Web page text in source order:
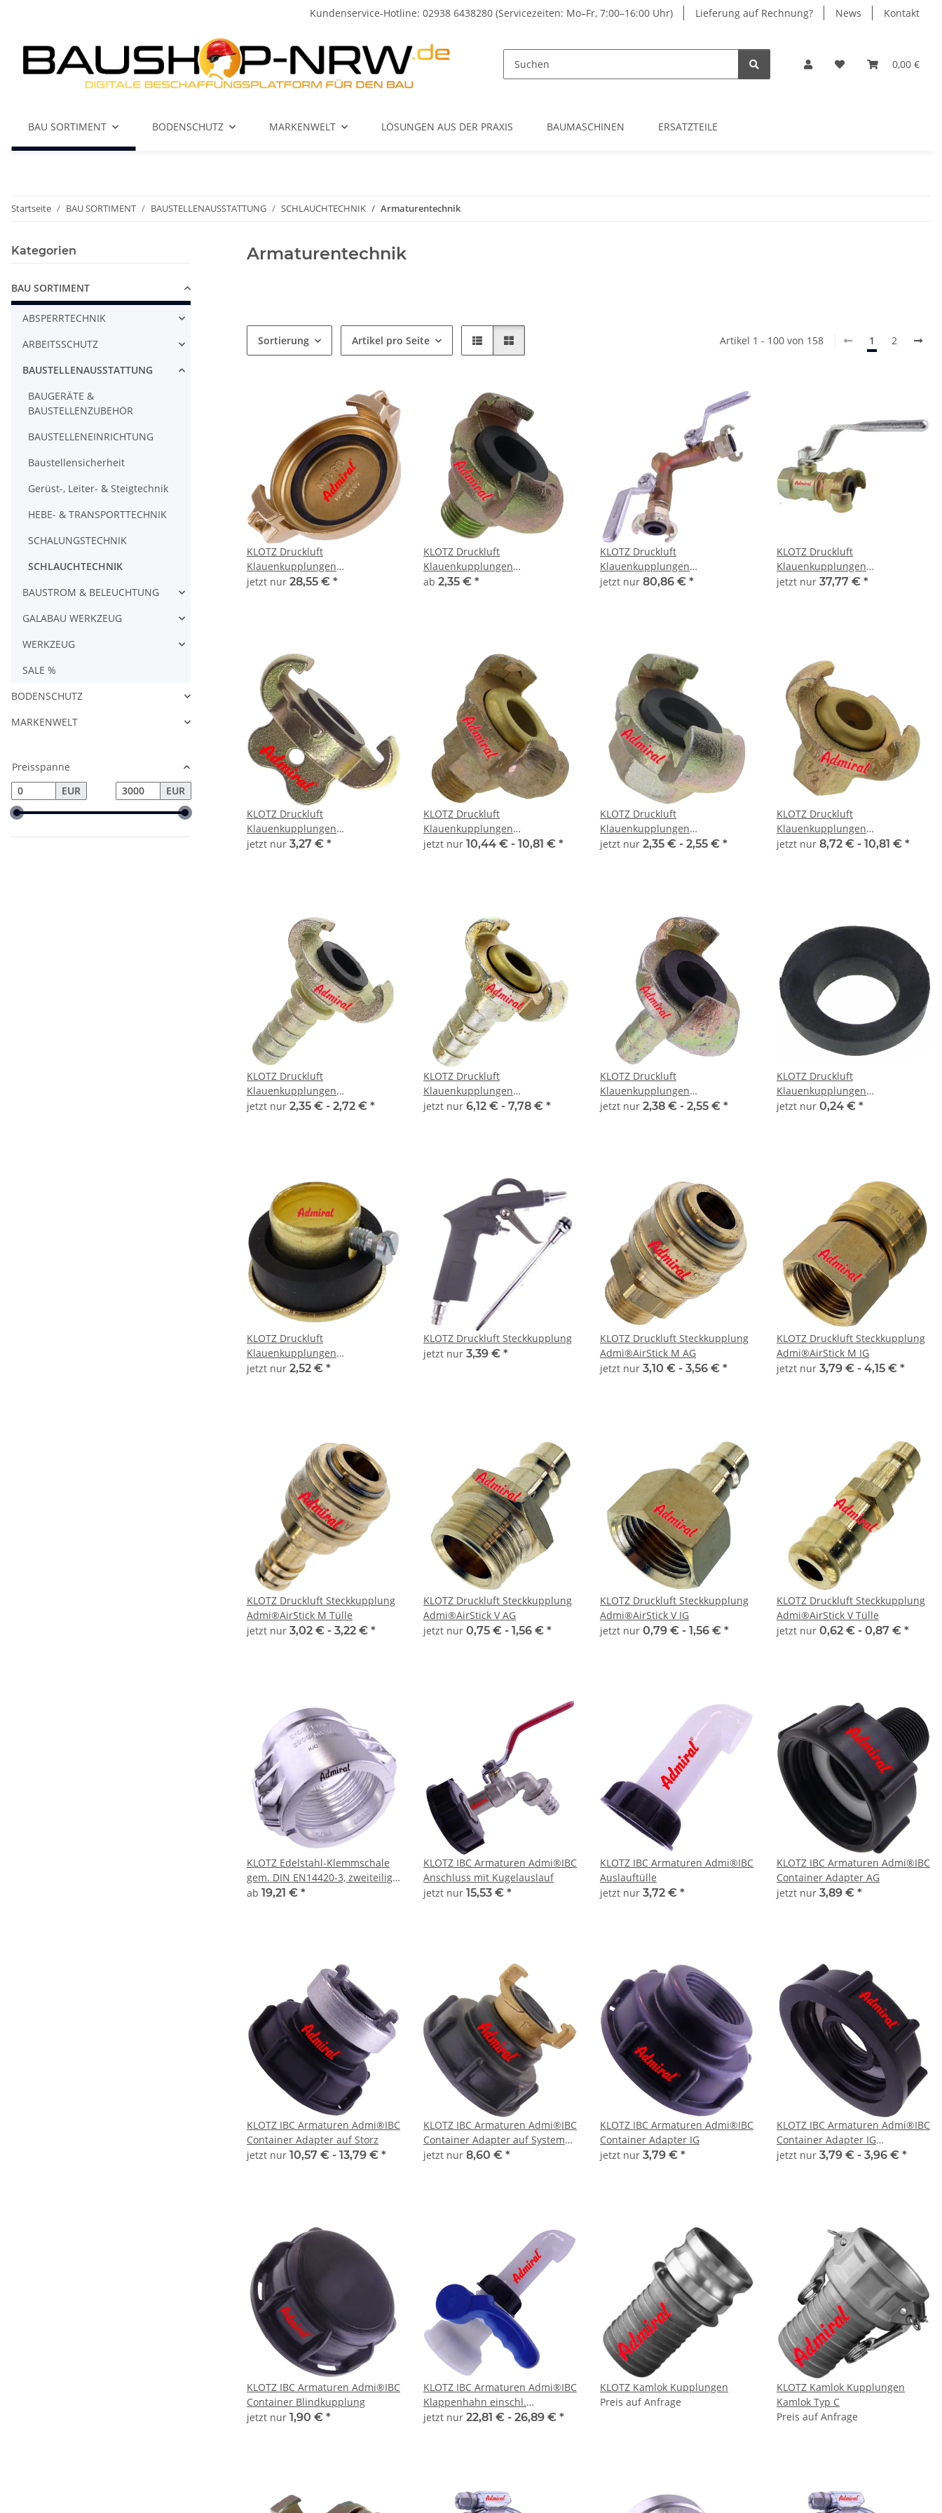
Kundenservice-Hotline: 02938 6438280 (Servicezeiten: Mo–Fr, 7:00–16:00 Uhr) Lieferung auf Rechnung? News Kontakt
0,00 €
BAU SORTIMENT BODENSCHUTZ MARKENWELT LÖSUNGEN AUS DER PRAXIS BAUMASCHINEN ERSATZTEILE
Startseite BAU SORTIMENT BAUSTELLENAUSSTATTUNG SCHLAUCHTECHNIK Armaturentechnik
Armaturentechnik
Sortierung Artikel pro Seite Artikel 1 - 100 von 158 1 2
KLOTZ Druckluft
Klauenkupplungen
Admi®AirQuick
jetzt nur 28,55 € *
KLOTZ Druckluft
Klauenkupplungen
Admi®AirQuick AG
ab 2,35 € *
KLOTZ Druckluft
Klauenkupplungen
Admi®AirQuick Doppelhahn
jetzt nur 80,86 € *
KLOTZ Druckluft
Klauenkupplungen
Admi®AirQuick Einfachhahn
jetzt nur 37,77 € *
KLOTZ Druckluft
Klauenkupplungen
Admi®AirQuick Endkappe
jetzt nur 3,27 € *
KLOTZ Druckluft
Klauenkupplungen
Admi®AirQuick Gewindestück
jetzt nur 10,44 € - 10,81 € *
KLOTZ Druckluft
Klauenkupplungen
Admi®AirQuick IG
jetzt nur 2,35 € - 2,55 € *
KLOTZ Druckluft
Klauenkupplungen
Admi®AirQuick IG
jetzt nur 8,72 € - 10,81 € *
KLOTZ Druckluft
Klauenkupplungen
Admi®AirQuick Klauenkupplung
jetzt nur 2,35 € - 2,72 € *
KLOTZ Druckluft
Klauenkupplungen
Admi®AirQuick Klauenkupplung
jetzt nur 6,12 € - 7,78 € *
KLOTZ Druckluft
Klauenkupplungen
Admi®AirQuick Klauenkupplung
jetzt nur 2,38 € - 2,55 € *
KLOTZ Druckluft
Klauenkupplungen
Admi®AirQuick Ring
jetzt nur 0,24 € *
KLOTZ Druckluft
Klauenkupplungen
Admi®AirQuickmessingdichtung
jetzt nur 2,52 € *
KLOTZ Druckluft Steckkupplung
jetzt nur 3,39 € *
KLOTZ Druckluft Steckkupplung
Admi®AirStick M AG
jetzt nur 3,10 € - 3,56 € *
KLOTZ Druckluft Steckkupplung
Admi®AirStick M IG
jetzt nur 3,79 € - 4,15 € *
KLOTZ Druckluft Steckkupplung
Admi®AirStick M Tülle
jetzt nur 3,02 € - 3,22 € *
KLOTZ Druckluft Steckkupplung
Admi®AirStick V AG
jetzt nur 0,75 € - 1,56 € *
KLOTZ Druckluft Steckkupplung
Admi®AirStick V IG
jetzt nur 0,79 € - 1,56 € *
KLOTZ Druckluft Steckkupplung
Admi®AirStick V Tülle
jetzt nur 0,62 € - 0,87 € *
KLOTZ Edelstahl-Klemmschale
gem. DIN EN14420-3, zweiteilige
Schalen für den Einband von
Abmessung = Klemmbereich /
Stutzen in mm Admi®Clamp VA-
Klemmschale
ab 19,21 € *
KLOTZ IBC Armaturen Admi®IBC
Anschluss mit Kugelauslauf
jetzt nur 15,53 € *
KLOTZ IBC Armaturen Admi®IBC
Auslauftülle
jetzt nur 3,72 € *
KLOTZ IBC Armaturen Admi®IBC
Container Adapter AG
jetzt nur 3,89 € *
KLOTZ IBC Armaturen Admi®IBC
Container Adapter auf Storz
jetzt nur 10,57 € - 13,79 € *
KLOTZ IBC Armaturen Admi®IBC
Container Adapter auf System
GEKA®
jetzt nur 8,60 € *
KLOTZ IBC Armaturen Admi®IBC
Container Adapter IG
jetzt nur 3,79 € *
KLOTZ IBC Armaturen Admi®IBC
Container Adapter IG
innenliegend
jetzt nur 3,79 € - 3,96 € *
KLOTZ IBC Armaturen Admi®IBC
Container Blindkupplung
jetzt nur 1,90 € *
KLOTZ IBC Armaturen Admi®IBC
Klappenhahn einschl.
Auslaufstutzen
jetzt nur 22,81 € - 26,89 € *
KLOTZ Kamlok Kupplungen
Preis auf Anfrage
KLOTZ Kamlok Kupplungen
Kamlok Typ C
Preis auf Anfrage
Kategorien
BAU SORTIMENT
ABSPERRTECHNIK
ARBEITSSCHUTZ
BAUSTELLENAUSSTATTUNG
BAUGERÄTE &
BAUSTELLENZUBEHÖR
BAUSTELLENEINRICHTUNG
Baustellensicherheit
Gerüst-, Leiter- & Steigtechnik
HEBE- & TRANSPORTTECHNIK
SCHALUNGSTECHNIK
SCHLAUCHTECHNIK
BAUSTROM & BELEUCHTUNG
GALABAU WERKZEUG
WERKZEUG
SALE %
BODENSCHUTZ
MARKENWELT
Preisspanne
EUR
EUR